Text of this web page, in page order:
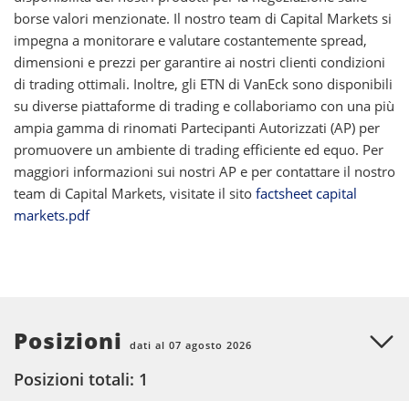
borse valori menzionate. Il nostro team di Capital Markets si
impegna a monitorare e valutare costantemente spread,
dimensioni e prezzi per garantire ai nostri clienti condizioni
di trading ottimali. Inoltre, gli ETN di VanEck sono disponibili
su diverse piattaforme di trading e collaboriamo con una più
ampia gamma di rinomati Partecipanti Autorizzati (AP) per
promuovere un ambiente di trading efficiente ed equo. Per
maggiori informazioni sui nostri AP e per contattare il nostro
team di Capital Markets, visitate il sito factsheet capital
markets.pdf
Posizioni dati al 07 agosto 2026
Posizioni totali: 1